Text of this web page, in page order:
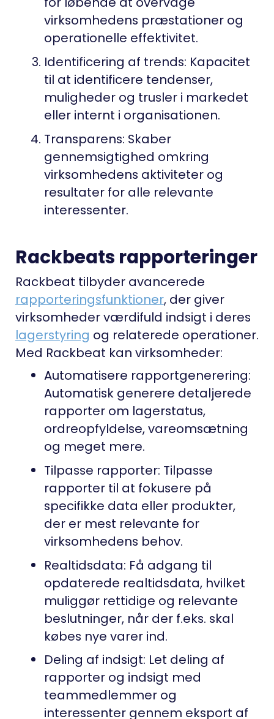
virksomhedens præstationer og
operationelle effektivitet.
Identificering af trends: Kapacitet
til at identificere tendenser,
muligheder og trusler i markedet
eller internt i organisationen.
Transparens: Skaber
gennemsigtighed omkring
virksomhedens aktiviteter og
resultater for alle relevante
interessenter.
Rackbeats rapporteringer
Rackbeat tilbyder avancerede
rapporteringsfunktioner, der giver
virksomheder værdifuld indsigt i deres
lagerstyring og relaterede operationer.
Med Rackbeat kan virksomheder:
Automatisere rapportgenerering:
Automatisk generere detaljerede
rapporter om lagerstatus,
ordreopfyldelse, vareomsætning
og meget mere.
Tilpasse rapporter: Tilpasse
rapporter til at fokusere på
specifikke data eller produkter,
der er mest relevante for
virksomhedens behov.
Realtidsdata: Få adgang til
opdaterede realtidsdata, hvilket
muliggør rettidige og relevante
beslutninger, når der f.eks. skal
købes nye varer ind.
Deling af indsigt: Let deling af
rapporter og indsigt med
teammedlemmer og
interessenter gennem eksport af